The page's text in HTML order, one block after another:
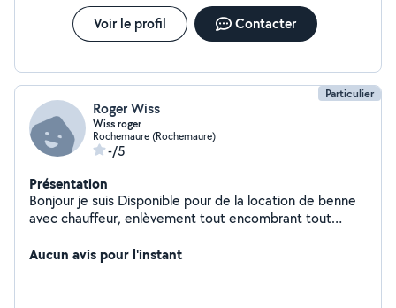
Voir le profil Contacter
Particulier
Roger Wiss
Wiss roger
Rochemaure (Rochemaure)
-/5
Présentation
Bonjour je suis Disponible pour de la location de benne
avec chauffeur, enlèvement tout encombrant tout
Aucun avis pour l'instant